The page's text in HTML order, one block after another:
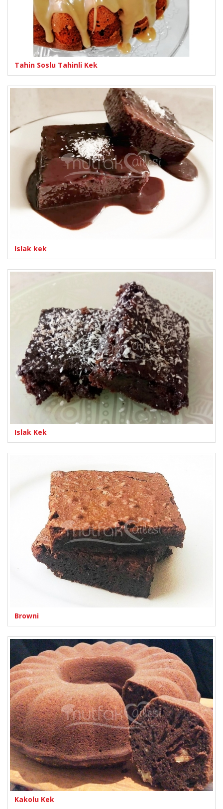
Tahin Soslu Tahinli Kek
Islak kek
Islak Kek
Browni
Kakolu Kek